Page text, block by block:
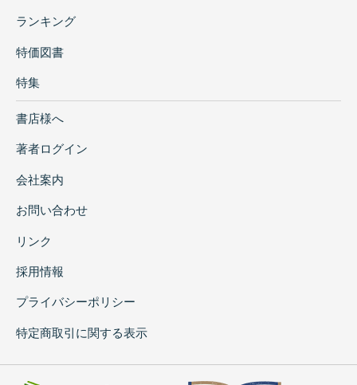
ランキング
特価図書
特集
書店様へ
著者ログイン
会社案内
お問い合わせ
リンク
採用情報
プライバシーポリシー
特定商取引に関する表示